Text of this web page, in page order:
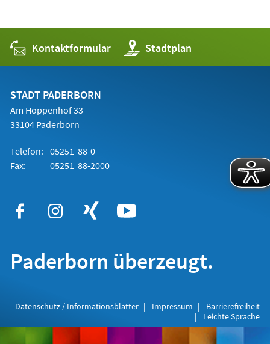
Kontaktformular Stadtplan
(Öffnet
in
einem
STADT PADERBORN
Am Hoppenhof 33
33104 Paderborn
Telefon: 05251 88-0
Fax:
05251 88-2000
Paderborn überzeugt.
Datenschutz / Informationsblätter Impressum
Barrierefreiheit
Leichte Sprache